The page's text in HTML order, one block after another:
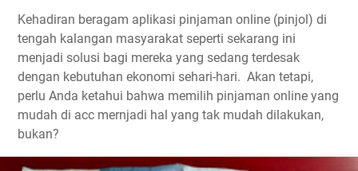
Kehadiran beragam aplikasi pinjaman online (pinjol) di
tengah kalangan masyarakat seperti sekarang ini
menjadi solusi bagi mereka yang sedang terdesak
dengan kebutuhan ekonomi sehari-hari. Akan tetapi,
perlu Anda ketahui bahwa memilih pinjaman online yang
mudah di acc mernjadi hal yang tak mudah dilakukan,
bukan?